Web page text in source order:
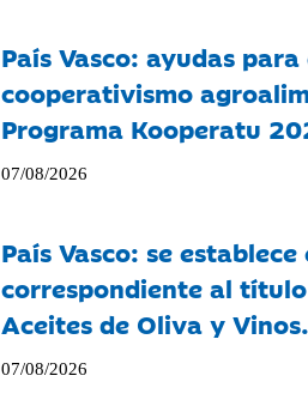
País Vasco: ayudas
cooperativismo
Programa Kooperatu
07/08/2026
País Vasco: se
correspondiente al título
Aceites de Oliva y Vinos.
07/08/2026